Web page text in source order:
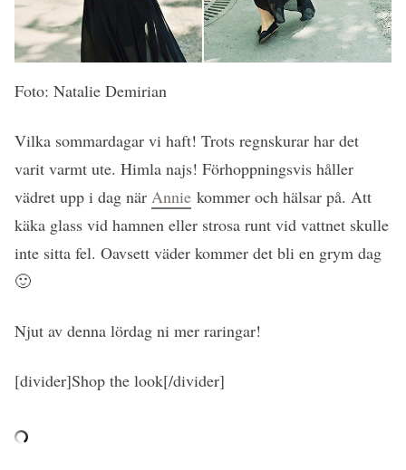
Foto: Natalie Demirian
Vilka sommardagar vi haft! Trots regnskurar har det
varit varmt ute. Himla najs! Förhoppningsvis håller
vädret upp i dag när Annie kommer och hälsar på. Att
käka glass vid hamnen eller strosa runt vid vattnet skulle
inte sitta fel. Oavsett väder kommer det bli en grym dag
🙂
Njut av denna lördag ni mer raringar!
[divider]Shop the look[/divider]